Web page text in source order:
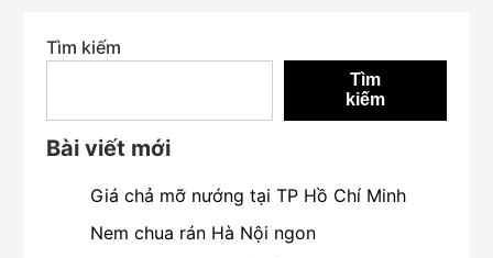
Tìm kiếm
Tìm
kiếm
Bài viết mới
Giá chả mỡ nướng tại TP Hồ Chí Minh
Nem chua rán Hà Nội ngon